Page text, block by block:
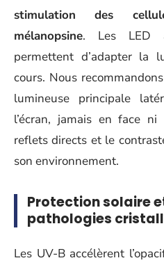
stimulation des
mélanopsine. Les LED
permettent d’adapter la
cours. Nous
lumineuse principale
l’écran, jamais en face
reflets directs et le
son environnement.
Protection solaire
pathologies
Les UV-B accélèrent